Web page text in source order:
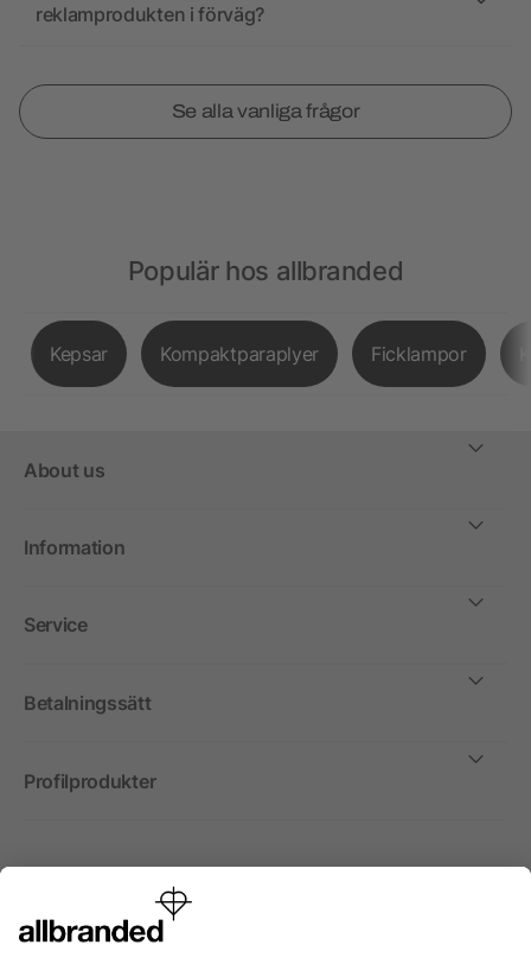
reklamprodukten i förväg?
Se alla vanliga frågor
Populär hos allbranded
Kepsar Kompaktparaplyer Ficklampor
About us
Information
Service
Betalningssätt
Profilprodukter
Internationellt